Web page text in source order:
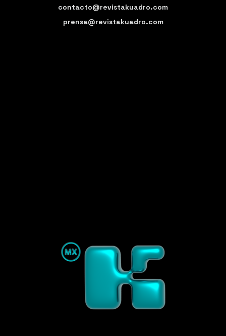
contacto@revistakuadro.com
prensa@revistakuadro.com